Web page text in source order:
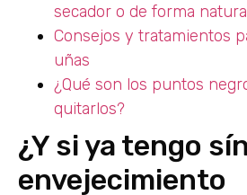
secador o de forma
Consejos y tratamientos
uñas
¿Qué son los puntos
quitarlos?
¿Y si ya tengo
envejecimiento